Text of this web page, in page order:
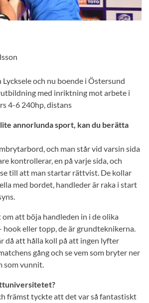
Lycksele och nu boende i Östersund
med inriktning mot arbete i
4-6 240hp, distans
annorlunda sport, kan du berätta
och man står vid varsin sida
kontrollerar, en på varje sida, och
till att man startar rättvist. De kollar
med bordet, handleder är raka i start
om att böja handleden in i de olika
hook eller topp, de är grundteknikerna.
då att hålla koll på att ingen lyfter
gång och se vem som bryter ner
som vunnit.
främst tyckte att det var så fantastiskt